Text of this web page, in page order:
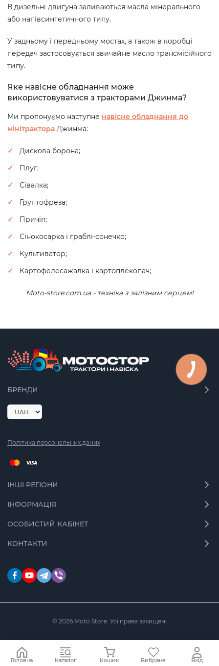
В дизельні двигуна заливаються масла мінерального
або напівсинтетичного типу.
У задньому і передньому мостах, а також в коробці
передач застосовується звичайне масло трансмісійного
типу.
Яке навісне обладнання може
використовуватися з тракторами Джинма?
Ми пропонуємо наступне навісне обладнання до
мінітрактора Джинма:
Дискова борона;
Плуг;
Сівалка;
Грунтофреза;
Причіп;
Сінокосарка і граблі-сонечко;
Культиватор;
Картофелесажалка і картоплекопач;
Moto-store.com.ua - техніка з залізним серцем!
БРЕНДИ
Політика персональних даних
ІНШІ РЕГІОНИ
ІНФОРМАЦІЯ
ОСОБИСТИЙ КАБІНЕТ
КОНТАКТИ
© 2026 Moto Store. Усі права захищені
Головна Каталог Кошик Вибране Вхід